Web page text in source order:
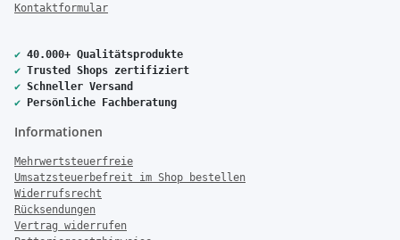
Kontaktformular
✔ 40.000+ Qualitätsprodukte
✔ Trusted Shops zertifiziert
✔ Schneller Versand
✔ Persönliche Fachberatung
Informationen
Mehrwertsteuerfreie
Umsatzsteuerbefreit im Shop bestellen
Widerrufsrecht
Rücksendungen
Vertrag widerrufen